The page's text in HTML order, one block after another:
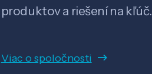
produktov a riešení na kľúč.
Viac o spoločnosti